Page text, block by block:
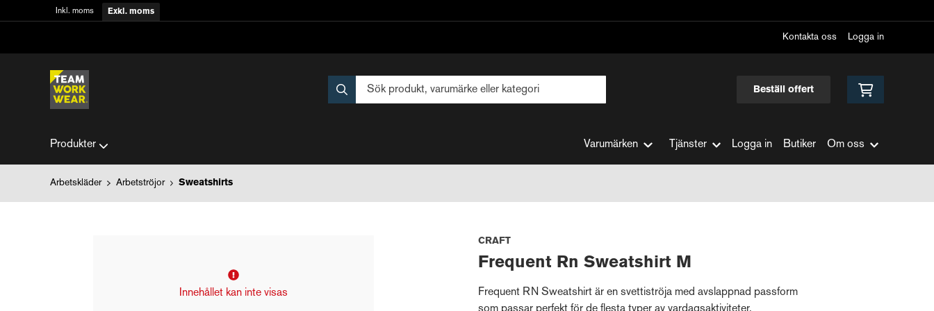
Inkl. moms Exkl. moms
Kontakta oss Logga in
Beställ offert
Produkter Varumärken Tjänster Logga in Butiker Om oss
Arbetskläder Arbetströjor Sweatshirts
Innehållet kan inte visas
CRAFT
Frequent Rn Sweatshirt M
Frequent RN Sweatshirt är en svettiströja med avslappnad passform